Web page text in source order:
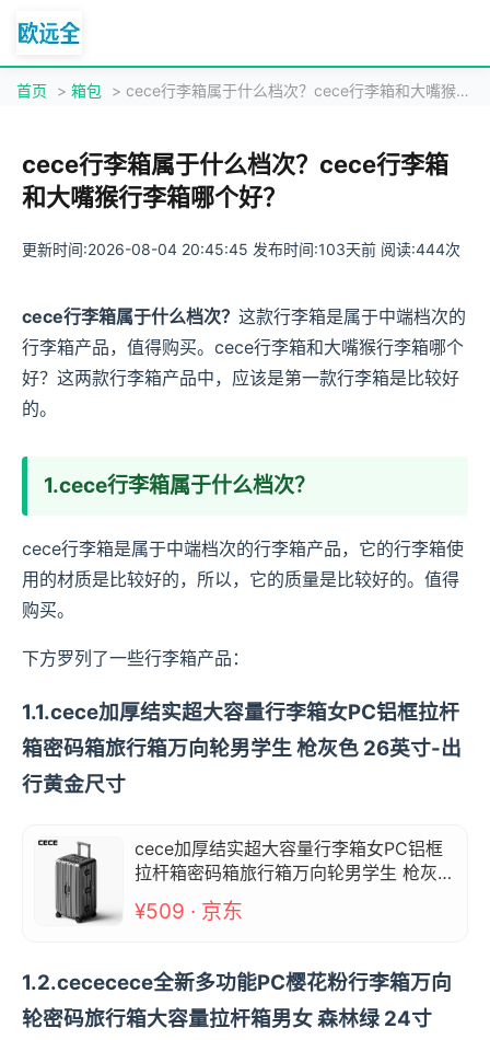
首页 > 箱包 > cece行李箱属于什么档次？cece行李箱和大嘴猴行李箱哪个好？
cece行李箱属于什么档次？cece行李箱
和大嘴猴行李箱哪个好？
更新时间:2026-08-04 20:45:45 发布时间:103天前 阅读:444次
cece行李箱属于什么档次？ 这款行李箱是属于中端档次的
行李箱产品，值得购买。cece行李箱和大嘴猴行李箱哪个
好？这两款行李箱产品中，应该是第一款行李箱是比较好
的。
1.cece行李箱属于什么档次？
cece行李箱是属于中端档次的行李箱产品，它的行李箱使
用的材质是比较好的，所以，它的质量是比较好的。值得
购买。
下方罗列了一些行李箱产品：
1.1.cece加厚结实超大容量行李箱女PC铝框拉杆
箱密码箱旅行箱万向轮男学生 枪灰色 26英寸-出
行黄金尺寸
cece加厚结实超大容量行李箱女PC铝框
拉杆箱密码箱旅行箱万向轮男学生 枪灰色
26英寸-出行黄金尺寸
¥509 · 京东
1.2.cececece全新多功能PC樱花粉行李箱万向
轮密码旅行箱大容量拉杆箱男女 森林绿 24寸